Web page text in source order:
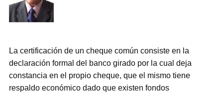
La certificación de un cheque común consiste en la
declaración formal del banco girado por la cual deja
constancia en el propio cheque, que el mismo tiene
respaldo económico dado que existen fondos